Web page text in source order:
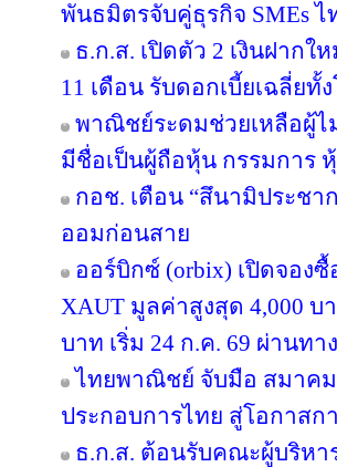
พันธมิตรจับคู่ธุรกิจ SMEs ไ
ธ.ก.ส. เปิดตัว 2 เงินฝากใ
11 เดือน รับดอกเบี้ยเฉลี่ยทั้
พาณิชย์ระดมช่วยเหลือผู้ไ
มีชื่อเป็นผู้ถือหุ้น กรรมการ
กอช. เตือน “สึนามิประชาก
ออมก่อนสาย
ออร์บิกซ์ (orbix) เปิดจองซื้
XAUT มูลค่าสูงสุด 4,000
บาท เริ่ม 24 ก.ค. 69 ผ่านทา
ไทยพาณิชย์ จับมือ สมาค
ประกอบการไทย สู่โอกาส
ธ.ก.ส. ต้อนรับคณะผู้บริหา